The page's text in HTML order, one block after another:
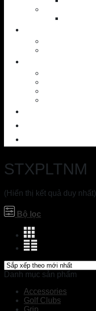
STXPLTNM
(Hiển thị kết quả duy nhất)
Bộ lọc
Danh mục sản phẩm
Accessories
Golf Clubs
Grip